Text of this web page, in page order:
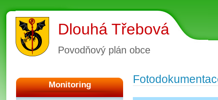
Dlouhá Třebová
Povodňový plán obce
Monitoring